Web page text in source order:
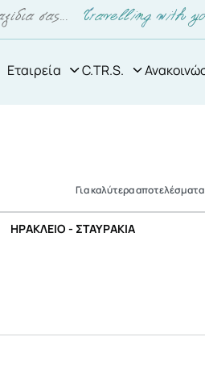
Εταιρεία C.TR.S.
Για καλύτερα
ΗΡΑΚΛΕΙΟ - ΣΤΑΥΡΑΚΙΑ